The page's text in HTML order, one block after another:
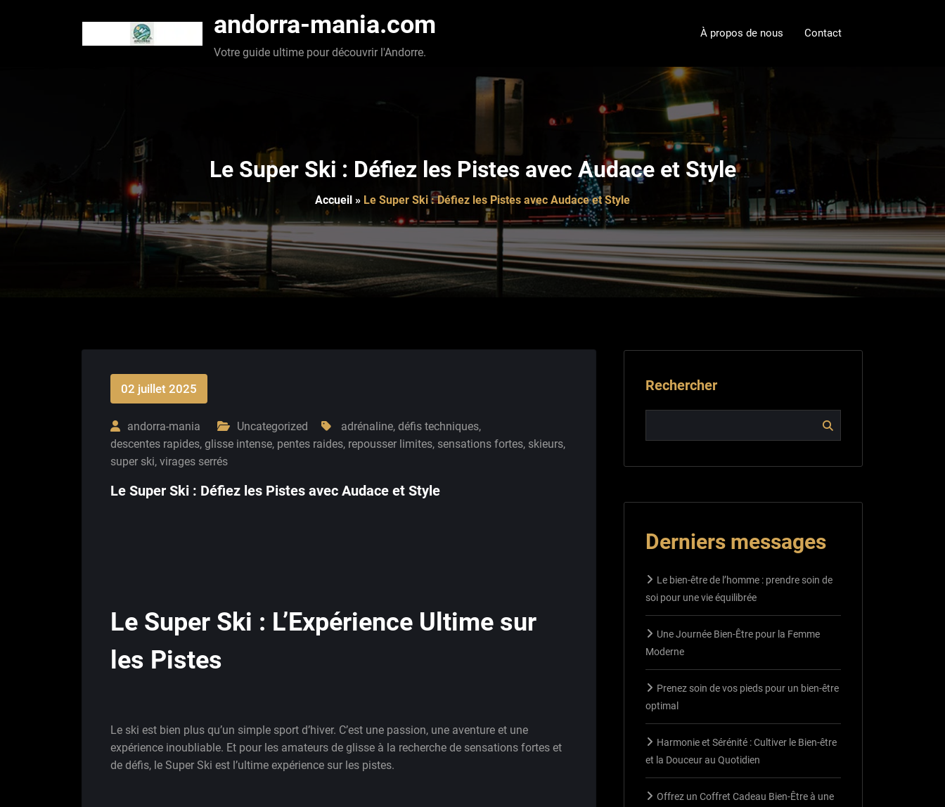
andorra-mania.com
Votre guide ultime pour découvrir l'Andorre.
À propos de nous Contact
Le Super Ski : Défiez les Pistes avec Audace et Style
Accueil » Le Super Ski : Défiez les Pistes avec Audace et Style
02 juillet 2025
andorra-mania Uncategorized adrénaline, défis techniques,
descentes rapides, glisse intense, pentes raides, repousser limites, sensations fortes, skieurs,
super ski, virages serrés
Le Super Ski : Défiez les Pistes avec Audace et Style
Le Super Ski : L’Expérience Ultime sur
les Pistes
Le ski est bien plus qu’un simple sport d’hiver. C’est une passion, une aventure et une
expérience inoubliable. Et pour les amateurs de glisse à la recherche de sensations fortes et
de défis, le Super Ski est l’ultime expérience sur les pistes.
Rechercher
Derniers messages
Le bien-être de l’homme : prendre soin de
soi pour une vie équilibrée
Une Journée Bien-Être pour la Femme
Moderne
Prenez soin de vos pieds pour un bien-être
optimal
Harmonie et Sérénité : Cultiver le Bien-être
et la Douceur au Quotidien
Offrez un Coffret Cadeau Bien-Être à une